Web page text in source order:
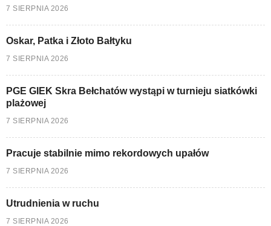
7 SIERPNIA 2026
Oskar, Patka i Złoto Bałtyku
7 SIERPNIA 2026
PGE GIEK Skra Bełchatów wystąpi w turnieju siatkówki
plażowej
7 SIERPNIA 2026
Pracuje stabilnie mimo rekordowych upałów
7 SIERPNIA 2026
Utrudnienia w ruchu
7 SIERPNIA 2026